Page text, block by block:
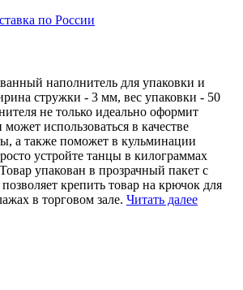
по России
наполнитель для упаковки и
стружки - 3 мм, вес упаковки - 50
не только идеально оформит
использоваться в качестве
а также поможет в кульминации
устройте танцы в килограммах
упакован в прозрачный пакет с
крепить товар на крючок для
в торговом зале. Читать далее